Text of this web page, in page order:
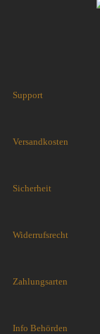
Support
Versandkosten
Sicherheit
Widerrufsrecht
Zahlungsarten
Info Behörden